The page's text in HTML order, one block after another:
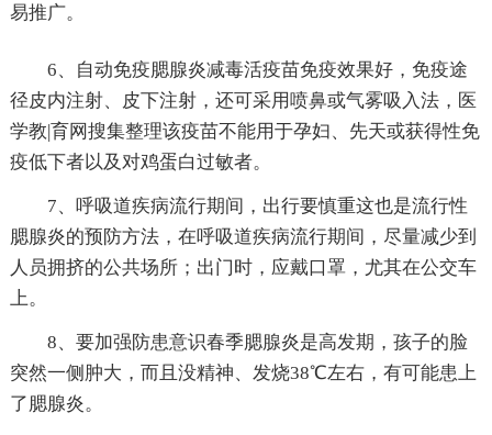
易推广。
6、自动免疫腮腺炎减毒活疫苗免疫效果好，免疫途
径皮内注射、皮下注射，还可采用喷鼻或气雾吸入法，医
学教|育网搜集整理该疫苗不能用于孕妇、先天或获得性免
疫低下者以及对鸡蛋白过敏者。
7、呼吸道疾病流行期间，出行要慎重这也是流行性
腮腺炎的预防方法，在呼吸道疾病流行期间，尽量减少到
人员拥挤的公共场所；出门时，应戴口罩，尤其在公交车
上。
8、要加强防患意识春季腮腺炎是高发期，孩子的脸
突然一侧肿大，而且没精神、发烧38℃左右，有可能患上
了腮腺炎。